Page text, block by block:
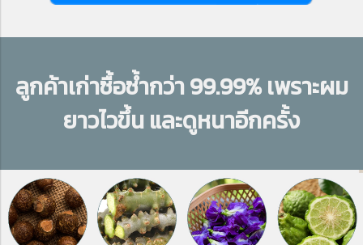
ลูกค้าเก่าซื้อซ้ำกว่า 99.99% เพราะผม
ยาวไวขึ้น และดูหนาอีกครั้ง